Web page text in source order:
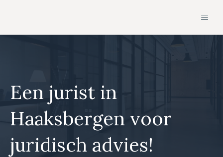
de
Een jurist in
Haaksbergen voor
juridisch advies!